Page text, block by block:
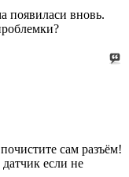
появиласи вновь.
сам разъём!
если не